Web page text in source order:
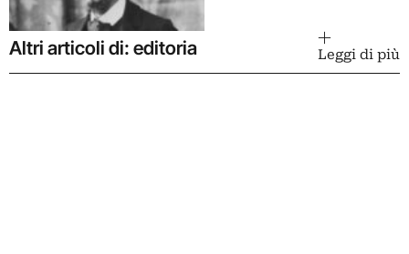
Altri articoli di: editoria Leggi di più